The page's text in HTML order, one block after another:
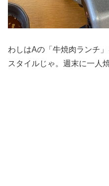
わしはAの「牛焼肉ランチ
スタイルじゃ。週末に一人